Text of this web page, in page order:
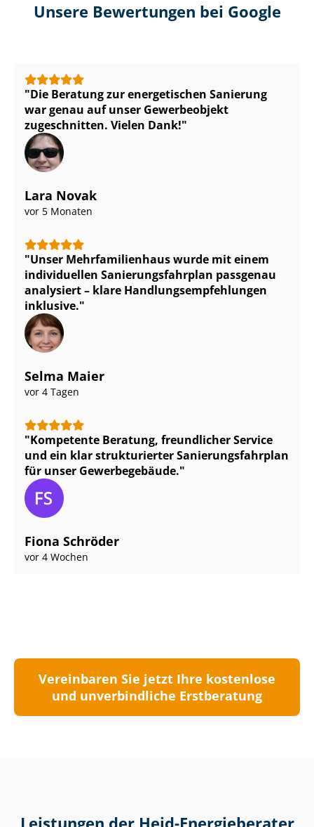
Unsere Bewertungen bei Google
Die Beratung zur energetischen Sanierung
war genau auf unser Gewerbeobjekt
zugeschnitten. Vielen Dank!
Lara Novak
vor 5 Monaten
Unser Mehr­fa­mi­li­en­haus wurde mit einem
individuellen Sa­nie­rungs­fahr­plan passgenau
analysiert – klare Hand­lungs­emp­feh­lun­gen
inklusive.
Selma Maier
vor 4 Tagen
Kompetente Beratung, freundlicher Service
und ein klar strukturierter Sa­nie­rungs­fahr­plan
für unser Gewerbegebäude.
Fiona Schröder
vor 4 Wochen
Vereinbaren Sie jetzt Ihre kostenlose
und unverbindliche Erstberatung